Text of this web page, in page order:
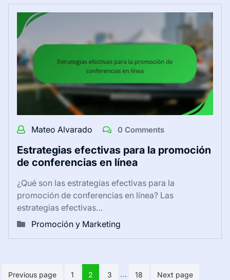
Mateo Alvarado 0 Comments
Estrategias efectivas para la promoción
de conferencias en línea
¿Qué son las estrategias efectivas para la
promoción de conferencias en línea? Las
estrategias efectivas…
Promoción y Marketing
Posts
Previous page 1 2 3 … 18 Next page